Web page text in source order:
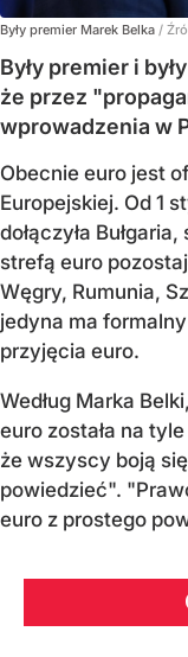
Były premier Marek Belka /
Były premier i
że przez
wprowadzenia w
Obecnie euro jest
Europejskiej. Od 1
dołączyła
strefą euro
Węgry, Rumunia,
jedyna ma
przyjęcia euro.
Według Marka
euro została na
że wszyscy boją
powiedzieć".
euro z prostego